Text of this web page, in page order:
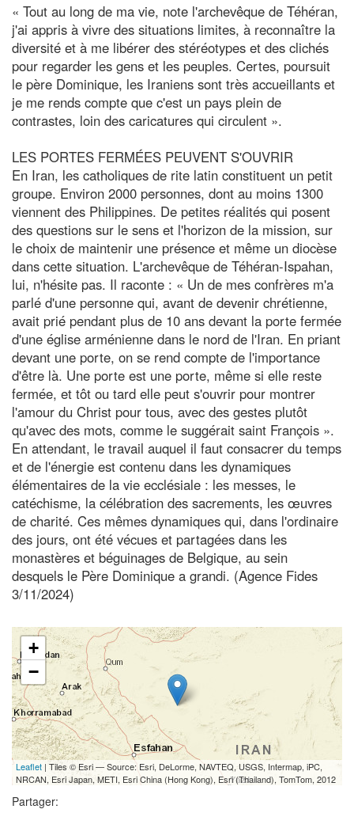
« Tout au long de ma vie, note l'archevêque de Téhéran,
j'ai appris à vivre des situations limites, à reconnaître la
diversité et à me libérer des stéréotypes et des clichés
pour regarder les gens et les peuples. Certes, poursuit
le père Dominique, les Iraniens sont très accueillants et
je me rends compte que c'est un pays plein de
contrastes, loin des caricatures qui circulent ».
LES PORTES FERMÉES PEUVENT S'OUVRIR
En Iran, les catholiques de rite latin constituent un petit
groupe. Environ 2000 personnes, dont au moins 1300
viennent des Philippines. De petites réalités qui posent
des questions sur le sens et l'horizon de la mission, sur
le choix de maintenir une présence et même un diocèse
dans cette situation. L'archevêque de Téhéran-Ispahan,
lui, n'hésite pas. Il raconte : « Un de mes confrères m'a
parlé d'une personne qui, avant de devenir chrétienne,
avait prié pendant plus de 10 ans devant la porte fermée
d'une église arménienne dans le nord de l'Iran. En priant
devant une porte, on se rend compte de l'importance
d'être là. Une porte est une porte, même si elle reste
fermée, et tôt ou tard elle peut s'ouvrir pour montrer
l'amour du Christ pour tous, avec des gestes plutôt
qu'avec des mots, comme le suggérait saint François ».
En attendant, le travail auquel il faut consacrer du temps
et de l'énergie est contenu dans les dynamiques
élémentaires de la vie ecclésiale : les messes, le
catéchisme, la célébration des sacrements, les œuvres
de charité. Ces mêmes dynamiques qui, dans l'ordinaire
des jours, ont été vécues et partagées dans les
monastères et béguinages de Belgique, au sein
desquels le Père Dominique a grandi. (Agence Fides
3/11/2024)
+
−
Leaflet | Tiles © Esri — Source: Esri, DeLorme, NAVTEQ, USGS, Intermap, iPC,
NRCAN, Esri Japan, METI, Esri China (Hong Kong), Esri (Thailand), TomTom, 2012
Partager: